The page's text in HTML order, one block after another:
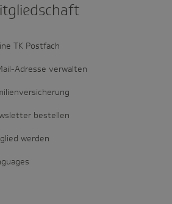
TK Postfach
Adresse verwalten
bestellen
werden